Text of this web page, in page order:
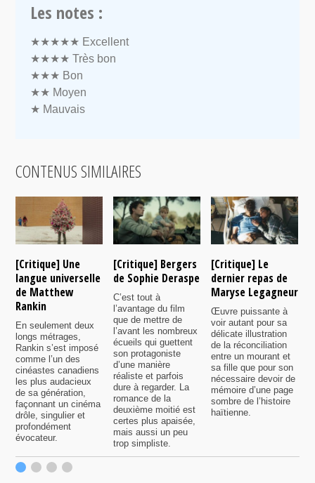
Les notes :
★★★★★ Excellent
★★★★ Très bon
★★★ Bon
★★ Moyen
★ Mauvais
CONTENUS SIMILAIRES
[Critique] Une
langue universelle
de Matthew
Rankin
En seulement deux
longs métrages,
Rankin s’est imposé
comme l’un des
cinéastes canadiens
les plus audacieux
de sa génération,
façonnant un cinéma
drôle, singulier et
profondément
évocateur.
[Critique] Bergers
de Sophie Deraspe
C’est tout à
l’avantage du film
que de mettre de
l’avant les nombreux
écueils qui guettent
son protagoniste
d’une manière
réaliste et parfois
dure à regarder. La
romance de la
deuxième moitié est
certes plus apaisée,
mais aussi un peu
trop simpliste.
[Critique] Le
dernier repas de
Maryse Legagneur
Œuvre puissante à
voir autant pour sa
délicate illustration
de la réconciliation
entre un mourant et
sa fille que pour son
nécessaire devoir de
mémoire d’une page
sombre de l’histoire
haïtienne.